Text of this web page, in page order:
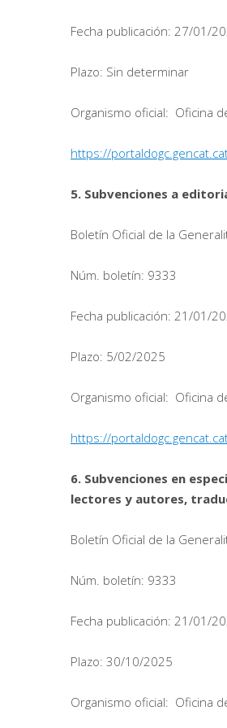
Fecha publicación: 27/01/
Plazo: Sin determinar
Organismo oficial: Oficina
https://
5. Subvenciones a
Boletín Oficial de la
Núm. boletín: 9333
Fecha publicación: 21/01/
Plazo: 5/02/2025
Organismo oficial: Oficina
https://
6. Subvenciones en
lectores y autores,
Boletín Oficial de la
Núm. boletín: 9333
Fecha publicación: 21/01/
Plazo: 30/10/2025
Organismo oficial: Oficina